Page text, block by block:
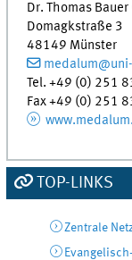
Dr. Thomas
Domagkstraße 3
48149 Münster
Tel. +49 (0) 251
Fax +49 (0) 251
TOP-LINKS
Zentrale